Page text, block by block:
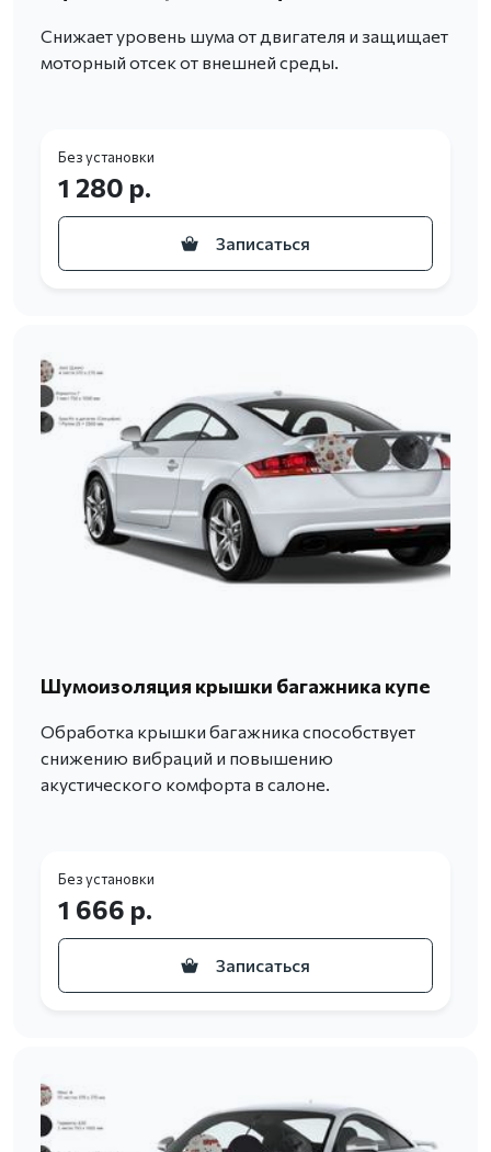
Снижает уровень шума от двигателя и защищает
моторный отсек от внешней среды.
Без установки
1 280 р.
Записаться
Шумоизоляция крышки багажника купе
Обработка крышки багажника способствует
снижению вибраций и повышению
акустического комфорта в салоне.
Без установки
1 666 р.
Записаться